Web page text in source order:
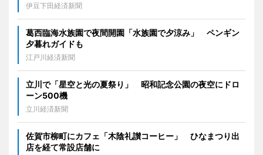
伊豆下田経済新聞
葛西臨海水族園で夜間開園「水族園で夕涼み」 ペンギン
夕暮れガイドも
江戸川経済新聞
立川で「星空と光の夏祭り」 昭和記念公園の夜空にドロ
ーン500機
立川経済新聞
佐賀市柳町にカフェ「木陰礼讃コーヒー」 ひなまつり出
店を経て常設店舗に